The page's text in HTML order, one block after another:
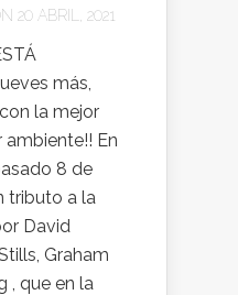
20 ABRIL, 2021
más,
la mejor
En
8 de
tributo a la
David
Graham
, que en la